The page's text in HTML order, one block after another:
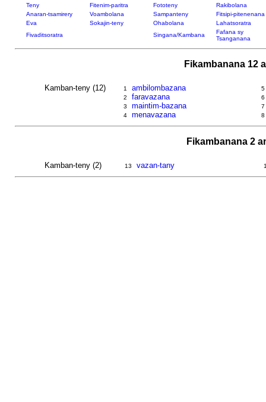
Teny Fitenim-paritra Fototeny
Rakibolana
Anaran-tsamirery
Voambolana Sampanteny
Fitsipi-pitenenana
Eva
Sokajin-teny Ohabolana
Lahatsoratra
Fivaditsoratra
Singana/Kambana
Fafana sy
Tsanganana
Fikambanana 12
Kamban-teny (12) 1 ambilombazana
2 faravazana
3 maintim-bazana
4 menavazana
5
6
7
8
Fikambanana 2
Kamban-teny (2) 13 vazan-tany